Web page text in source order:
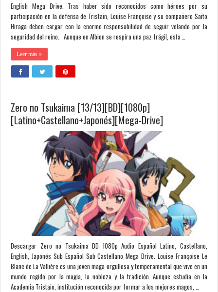
English Mega Drive. Tras haber sido reconocidos como héroes por su
participación en la defensa de Tristain, Louise Françoise y su compañero Saito
Hiraga deben cargar con la enorme responsabilidad de seguir velando por la
seguridad del reino. Aunque en Albion se respira una paz frágil, esta …
Leer más »
Zero no Tsukaima [13/13][BD][1080p]
[Latino+Castellano+Japonés][Mega-Drive]
Descargar Zero no Tsukaima BD 1080p Audio Español Latino, Castellano,
English, Japonés Sub Español Sub Castellano Mega Drive. Louise Françoise Le
Blanc de La Vallière es una joven maga orgullosa y temperamental que vive en un
mundo regido por la magia, la nobleza y la tradición. Aunque estudia en la
Academia Tristain, institución reconocida por formar a los mejores magos, …